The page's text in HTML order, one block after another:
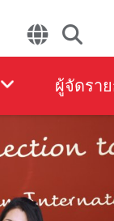
ผู้จัดรา